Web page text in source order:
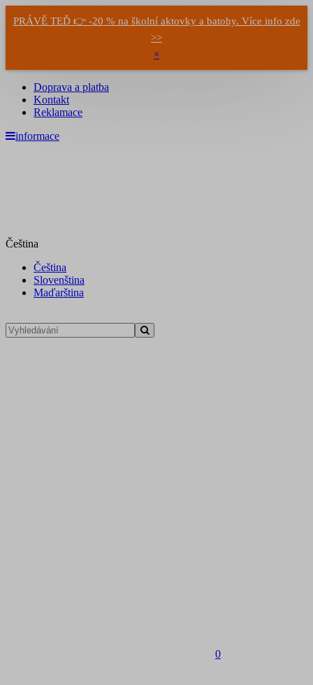
PRÁVĚ TEĎ 👉 -20 % na školní aktovky a batohy. Více info zde
>>
×
Doprava a platba
Kontakt
Reklamace
informace
Čeština
Čeština
Slovenština
Maďarština
0